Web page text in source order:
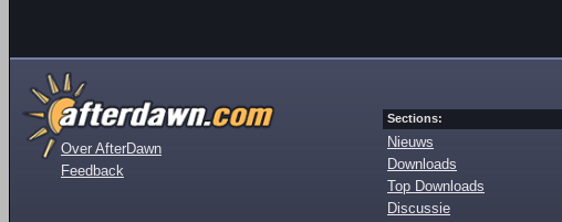
Over AfterDawn
Feedback
Sections:
Nieuws
Downloads
Top Downloads
Discussie